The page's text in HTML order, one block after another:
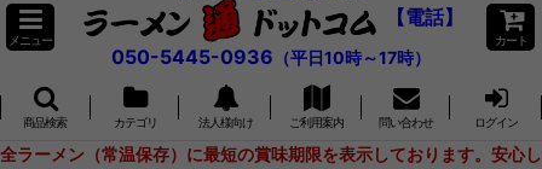
メニュー
【電話】
050-5445-0936 （平日10時～17時）
カート
商品検索 カテゴリ 法人様向け ご利用案内 問い合わせ ログイン
全ラーメン（常温保存）に最短の賞味期限を表示しております。安心し